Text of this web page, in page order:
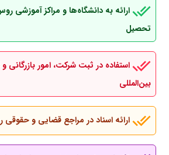
ارائه به دانشگاه‌ها و مراکز آموزشی
تحصیل
استفاده در ثبت شرکت، امور بازرگانی
بین‌المللی
ارائه اسناد در مراجع قضایی و